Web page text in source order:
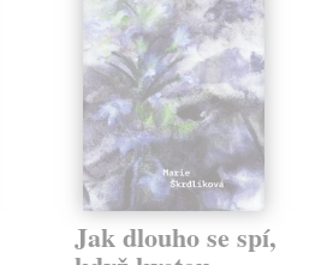
Jak dlouho se spí,